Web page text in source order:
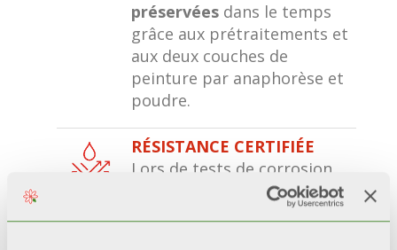
préservées dans le temps
grâce aux prétraitements et
aux deux couches de
peinture par anaphorèse et
poudre.
RÉSISTANCE CERTIFIÉE
Lors de tests de corrosion
accélérée*, les radiateurs
avec une double couche de